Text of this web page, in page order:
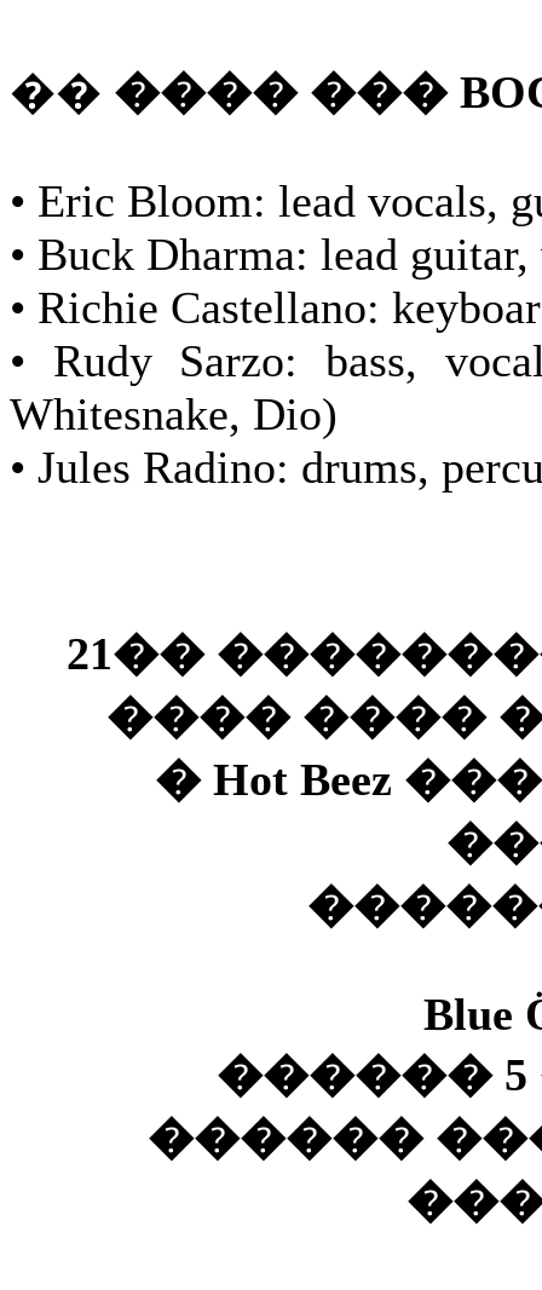
�� ���� ���
• Eric Bloom: lead vocals,
• Buck Dharma: lead guitar,
• Richie Castellano:
• Rudy Sarzo: bass,
Whitesnake, Dio)
• Jules Radino: drums,
21��
���� ����
� Hot Beez
Blue
������ 5
������